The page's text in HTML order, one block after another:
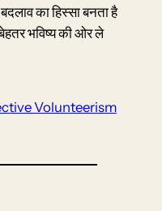
का हिस्सा बनता है
भविष्य की ओर ले
Volunteerism